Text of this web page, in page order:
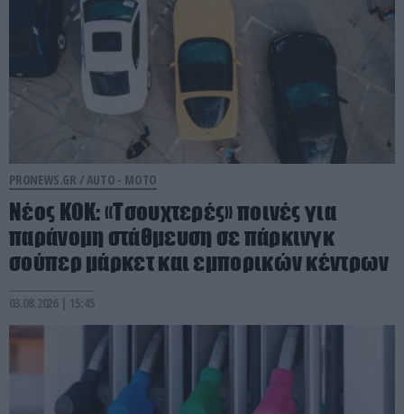
PRONEWS.GR / AUTO - MOTO
Νέος ΚΟΚ: «Τσουχτερές» ποινές για
παράνομη στάθμευση σε πάρκινγκ
σούπερ μάρκετ και εμπορικών κέντρων
03.08.2026 | 15:45